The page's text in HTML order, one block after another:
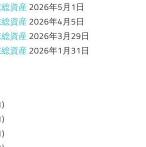
資産2026年5月1日
資産2026年4月5日
資産2026年3月29日
資産2026年1月31日